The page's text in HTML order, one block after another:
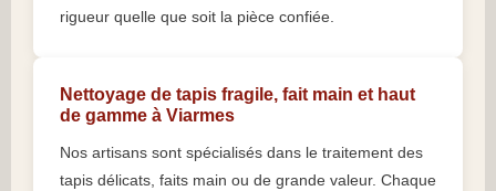
rigueur quelle que soit la pièce confiée.
Nettoyage de tapis fragile, fait main et haut
de gamme à Viarmes
Nos artisans sont spécialisés dans le traitement des
tapis délicats, faits main ou de grande valeur. Chaque